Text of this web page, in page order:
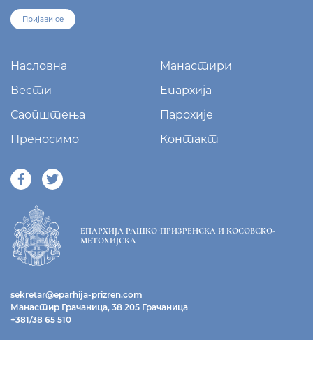
Пријави се
Насловна
Манастири
Вести
Епархија
Саопштења
Парохије
Преносимо
Контакт
ЕПАРХИЈА РАШКО-ПРИЗРЕНСКА И КОСОВСКО-
МЕТОХИЈСКА
sekretar@eparhija-prizren.com
Манастир Грачаница, 38 205 Грачаница
+381/38 65 510